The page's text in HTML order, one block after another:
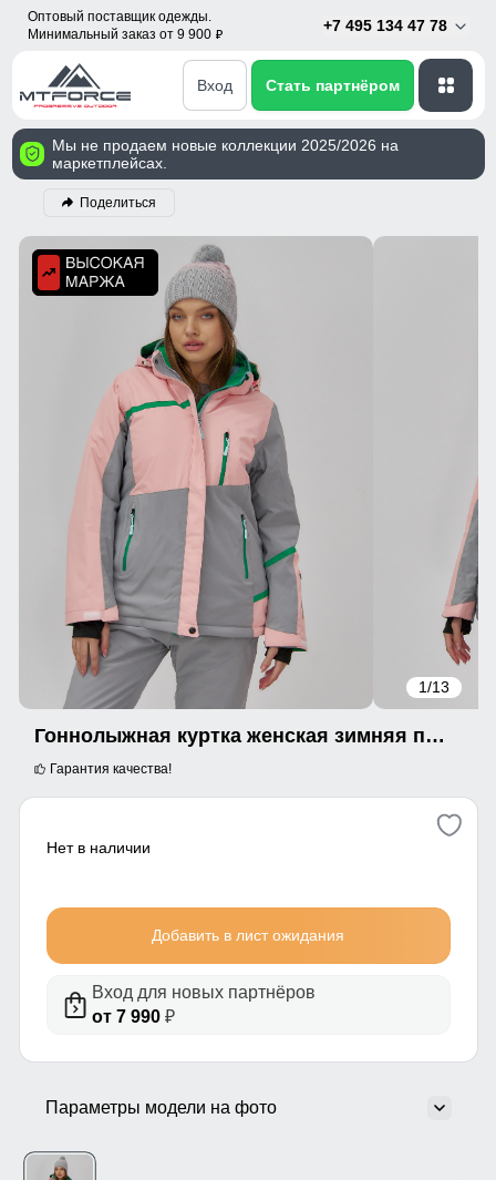
Оптовый поставщик одежды.
Минимальный заказ от 9 900 p
+7 495 134 47 78
Вход Стать партнёром
Мы не продаем новые коллекции 2025/2026 на
маркетплейсах.
Поделиться
1/13
Гоннолыжная куртка женская зимняя персикового цвета 709P
Гарантия качества!
Нет в наличии
Добавить в лист ожидания
Вход для новых партнёров
от 7 990₽
Параметры модели на фото